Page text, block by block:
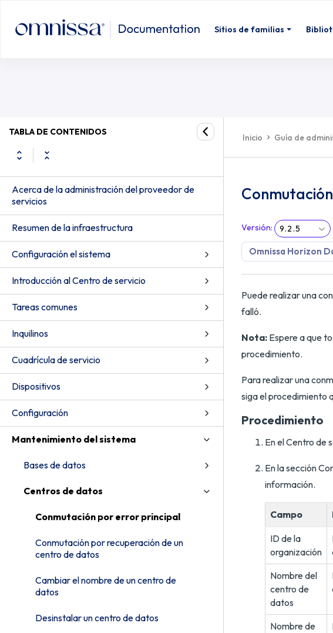
Sitios de familias
Conmutación por error principal
TABLA DE CONTENIDOS
Acerca de la administración del proveedor de
servicios
Resumen de la infraestructura
Configuración el sistema
Introducción al Centro de servicio
Tareas comunes
Inquilinos
Cuadrícula de servicio
Dispositivos
Configuración
Mantenimiento del sistema
Bases de datos
Centros de datos
Conmutación por error principal
Conmutación por recuperación de un
centro de datos
Cambiar el nombre de un centro de
datos
Desinstalar un centro de datos
Inicio Guía de
Versión: 9.2.5
Omnissa Horizon
Puede realizar una
falló.
Nota: Espere a que
procedimiento.
Para realizar una
siga el procedimiento
Procedimiento
En el Centro de
En la sección
información.
Campo
ID de la
organización
Nombre del
centro de
datos
Nombre de